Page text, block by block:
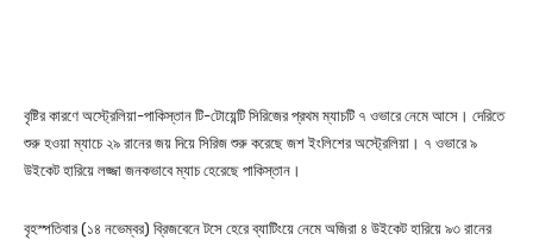
বৃষ্টির কারণে অস্ট্রেলিয়া-পাকিস্তান টি-টোয়েন্টি সিরিজের প্রথম ম্যাচটি ৭ ওভারে নেমে আসে। দেরিতে
শুরু হওয়া ম্যাচে ২৯ রানের জয় দিয়ে সিরিজ শুরু করেছে জশ ইংলিশের অস্ট্রেলিয়া। ৭ ওভারে ৯
উইকেট হারিয়ে লজ্জা জনকভাবে ম্যাচ হেরেছে পাকিস্তান।
বৃহস্পতিবার (১৪ নভেম্বর) ব্রিজবেনে টসে হেরে ব্যাটিংয়ে নেমে অজিরা ৪ উইকেট হারিয়ে ৯৩ রানের